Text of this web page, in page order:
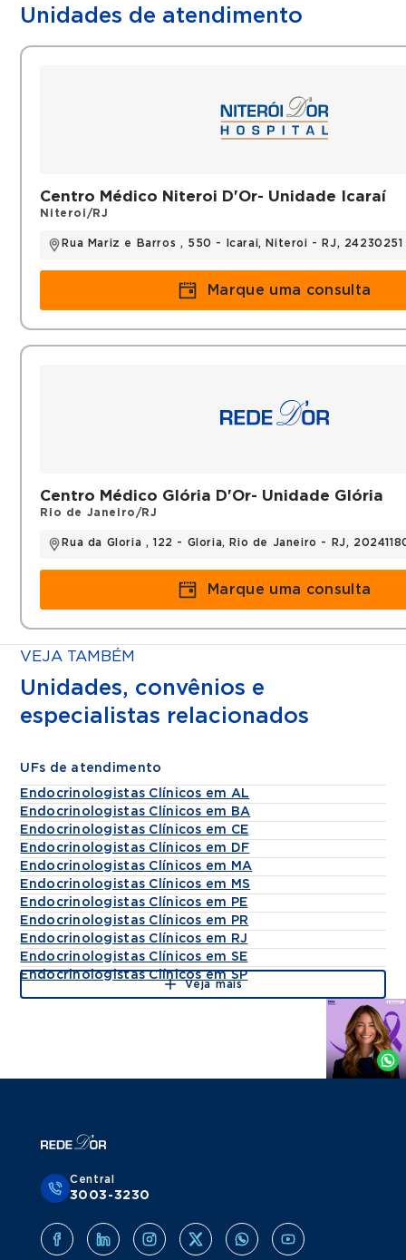
Unidades de atendimento
Centro Médico Niteroi D'Or- Unidade Icaraí
Niteroi/RJ
Rua Mariz e Barros , 550 - Icarai, Niteroi - RJ,
Marque uma consulta
Centro Médico Glória D'Or- Unidade Glória
Rio de Janeiro/RJ
Rua da Gloria , 122 - Gloria, Rio de Janeiro - RJ,
Marque uma consulta
VEJA TAMBÉM
Unidades, convênios e
especialistas relacionados
UFs de atendimento
Endocrinologistas Clínicos em AL
Endocrinologistas Clínicos em BA
Endocrinologistas Clínicos em CE
Endocrinologistas Clínicos em DF
Endocrinologistas Clínicos em MA
Endocrinologistas Clínicos em MS
Endocrinologistas Clínicos em PE
Endocrinologistas Clínicos em PR
Endocrinologistas Clínicos em RJ
Endocrinologistas Clínicos em SE
Endocrinologistas Clínicos em SP
Veja mais
Agende
Whatsapp
Central
3003-3230